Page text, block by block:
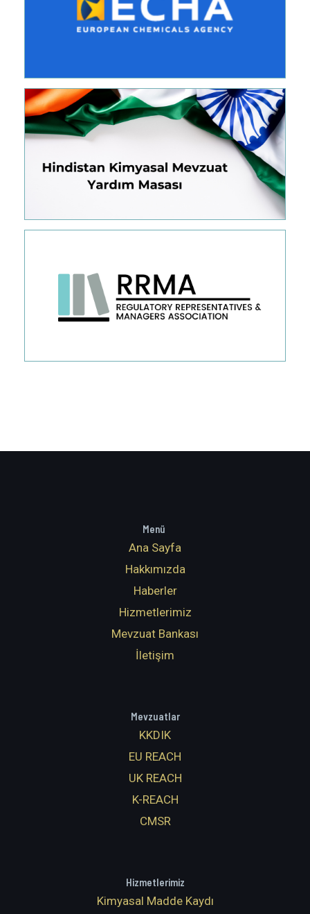
Menü
Ana Sayfa
Hakkımızda
Haberler
Hizmetlerimiz
Mevzuat Bankası
İletişim
Mevzuatlar
KKDIK
EU REACH
UK REACH
K-REACH
CMSR
Hizmetlerimiz
Kimyasal Madde Kaydı